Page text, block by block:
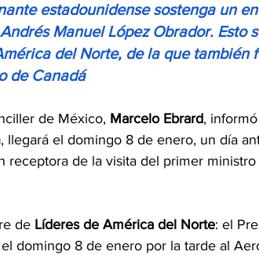
estadounidense sostenga un
Manuel López Obrador. Esto
del Norte, de la que también
de Canadá
de México, Marcelo Ebrard,
, llegará el domingo 8 de enero, un día
receptora de la visita del primer
de Líderes de América del Norte: el
domingo 8 de enero por la tarde al